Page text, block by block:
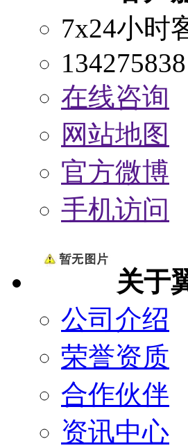
7x24小时
在线咨询
网站地图
官方微博
手机访问
关于
公司介绍
荣誉资质
合作伙伴
资讯中心